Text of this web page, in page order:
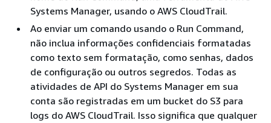
Systems Manager, usando o AWS CloudTrail.
Ao enviar um comando usando o Run Command,
não inclua informações confidenciais formatadas
como texto sem formatação, como senhas, dados
de configuração ou outros segredos. Todas as
atividades de API do Systems Manager em sua
conta são registradas em um bucket do S3 para
logs do AWS CloudTrail. Isso significa que qualquer